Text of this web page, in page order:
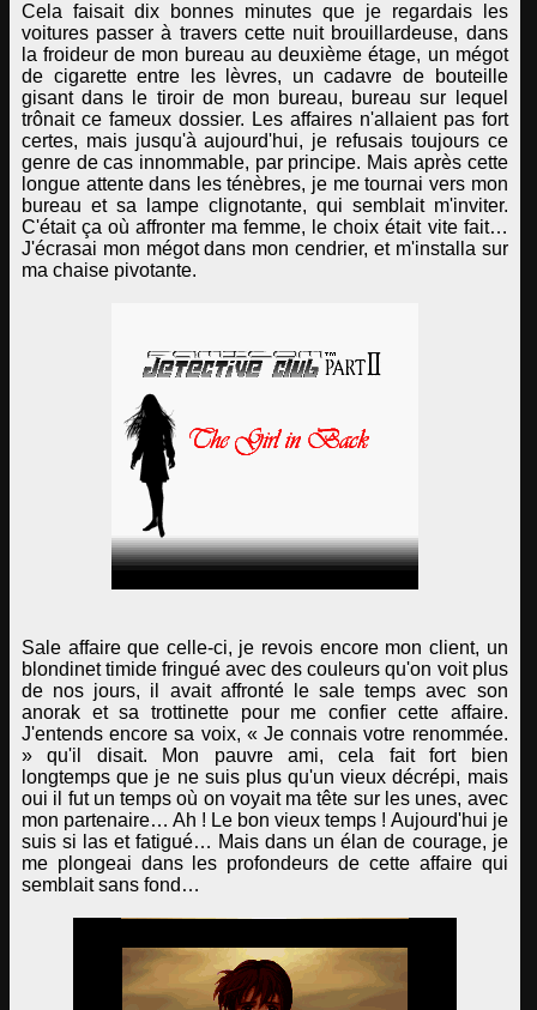
Cela faisait dix bonnes minutes que je regardais les
voitures passer à travers cette nuit brouillardeuse, dans
la froideur de mon bureau au deuxième étage, un mégot
de cigarette entre les lèvres, un cadavre de bouteille
gisant dans le tiroir de mon bureau, bureau sur lequel
trônait ce fameux dossier. Les affaires n'allaient pas fort
certes, mais jusqu'à aujourd'hui, je refusais toujours ce
genre de cas innommable, par principe. Mais après cette
longue attente dans les ténèbres, je me tournai vers mon
bureau et sa lampe clignotante, qui semblait m'inviter.
C'était ça où affronter ma femme, le choix était vite fait…
J'écrasai mon mégot dans mon cendrier, et m'installa sur
ma chaise pivotante.
Sale affaire que celle-ci, je revois encore mon client, un
blondinet timide fringué avec des couleurs qu'on voit plus
de nos jours, il avait affronté le sale temps avec son
anorak et sa trottinette pour me confier cette affaire.
J'entends encore sa voix, « Je connais votre renommée.
» qu'il disait. Mon pauvre ami, cela fait fort bien
longtemps que je ne suis plus qu'un vieux décrépi, mais
oui il fut un temps où on voyait ma tête sur les unes, avec
mon partenaire… Ah ! Le bon vieux temps ! Aujourd'hui je
suis si las et fatigué… Mais dans un élan de courage, je
me plongeai dans les profondeurs de cette affaire qui
semblait sans fond…